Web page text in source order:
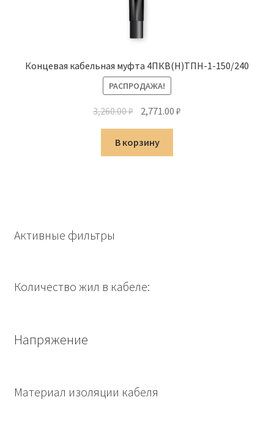
Концевая кабельная муфта 4ПКВ(Н)ТПН-1-150/240
РАСПРОДАЖА!
3,260.00₽ Первоначальная
составляла
3,260.00 ₽.
2,771.00₽
В корзину
Активные фильтры
Количество жил в кабеле:
Напряжение
Материал изоляции кабеля